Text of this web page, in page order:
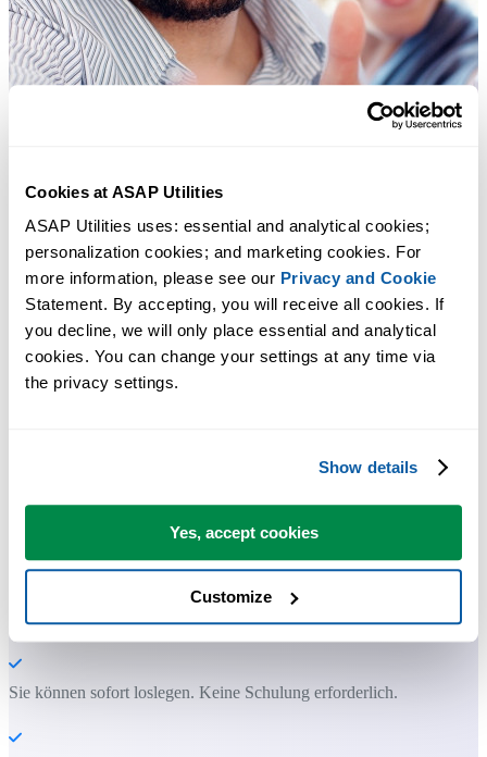
Cookies at ASAP Utilities
ASAP Utilities uses: essential and analytical cookies;
personalization cookies; and marketing cookies. For
more information, please see our Privacy and Cookie
Statement. By accepting, you will receive all cookies. If
you decline, we will only place essential and analytical
cookies. You can change your settings at any time via
the privacy settings.
Show details
Yes, accept cookies
Customize
Zeit sparen in Excel. Schnell und einfach.
ASAP Utilities hilft Ihnen, Zeit zu sparen und Dinge zu tun, die mit
Excel allein nicht möglich sind.
Sie können sofort loslegen. Keine Schulung erforderlich.